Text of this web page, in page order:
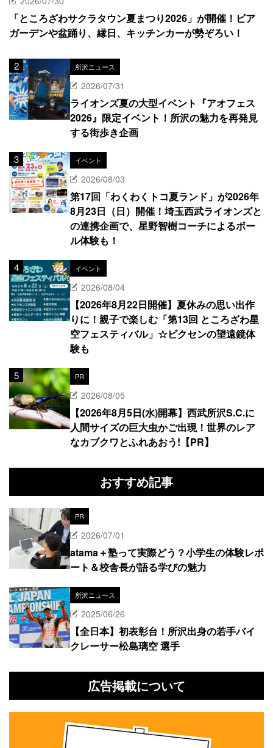
「ところざわサクラタウン夏まつり2026」が開催！ビア
ガーデンや盆踊り、縁日、キッチンカーが勢ぞろい！
所沢ニュース
2026/07/31
ライオンズ夏の大型イベント『アオフェス
2026』限定イベント！所沢の魅力を再発見
する街歩き企画
イベント
2026/08/03
第17回「わくわくトコ夏ランド」が2026年
8月23日（日）開催！埼玉西武ライオンズと
の連携企画で、星野智樹コーチによるボー
ル体験も！
イベント
2026/08/04
【2026年8月22日開催】夏休みの思い出作
りに！親子で楽しむ「第13回 ところざわ星
空フェスティバル」☆ビクセンの望遠鏡体
験も
PR
2026/08/05
【2026年8月5日(水)開幕】西武所沢S.C.に
人間サイズの巨大虫かご出現！世界のレア
なカブクワとふれあおう!【PR】
おすすめ記事
PR
2026/07/01
atama＋塾って実際どう？小学生の体験レポ
ート＆校舎長が語る学びの魅力
所沢ニュース
2025/06/26
【全日本】初表彰台！所沢出身の若手バイ
クレーサー松島璃空 選手
広告掲載について